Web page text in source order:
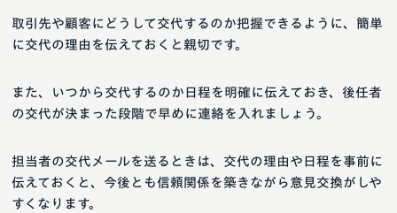
取引先や顧客にどうして交代するのか把握できるように、簡単
に交代の理由を伝えておくと親切です。
また、いつから交代するのか日程を明確に伝えておき、後任者
の交代が決まった段階で早めに連絡を入れましょう。
担当者の交代メールを送るときは、交代の理由や日程を事前に
伝えておくと、今後とも信頼関係を築きながら意見交換がしや
すくなります。